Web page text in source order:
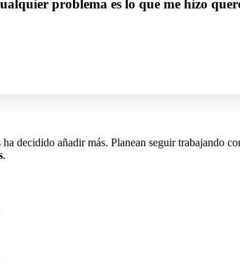
problema es lo que me hizo
decidido añadir más. Planean seguir trabajando
.